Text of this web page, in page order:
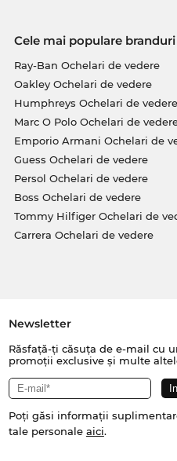
Cele mai populare
Ray-Ban Ochelari de vedere
Oakley Ochelari de vedere
Humphreys Ochelari de vedere
Marc O Polo Ochelari de
Emporio Armani Ochelari de
Guess Ochelari de vedere
Persol Ochelari de vedere
Boss Ochelari de vedere
Tommy Hilfiger Ochelari de
Carrera Ochelari de vedere
Newsletter
Răsfață-ți căsuța de e-mail cu
promoții exclusive și multe
Poți găsi informații
tale personale aici.